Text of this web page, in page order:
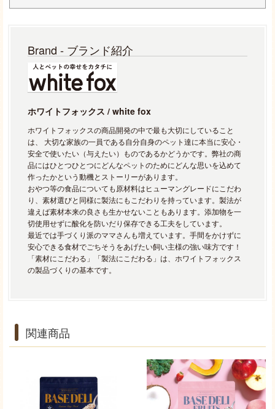
Brand - ブランド紹介
ホワイトフォックス / white fox
ホワイトフォックスの商品開発の中で最も大切にしていること
は、 大切な家族の一員である自分自身のペット達に本当に安心・
安全で使いたい（与えたい）ものであるかどうかです。弊社の商
品にはひとつひとつにどんなペットのためにどんな思いを込めて
作ったかという動機とストーリーがあります。
おやつ等の食品についても原材料はヒューマングレードにこだわ
り、素材選びと同様に製法にもこだわりを持っています。製法が
違えば素材本来の良さも生かせないこともあります。添加物を一
切使用せずに酸化を防いだり保存できる工夫をしています。
最近では手づくり派のママさんも増えています。手間をかけずに
安心できる食材でごちそうをあげたい飼い主様の強い味方です！
「素材にこだわる」「製法にこだわる」は、ホワイトフォックス
の製品づくりの基本です。
関連商品